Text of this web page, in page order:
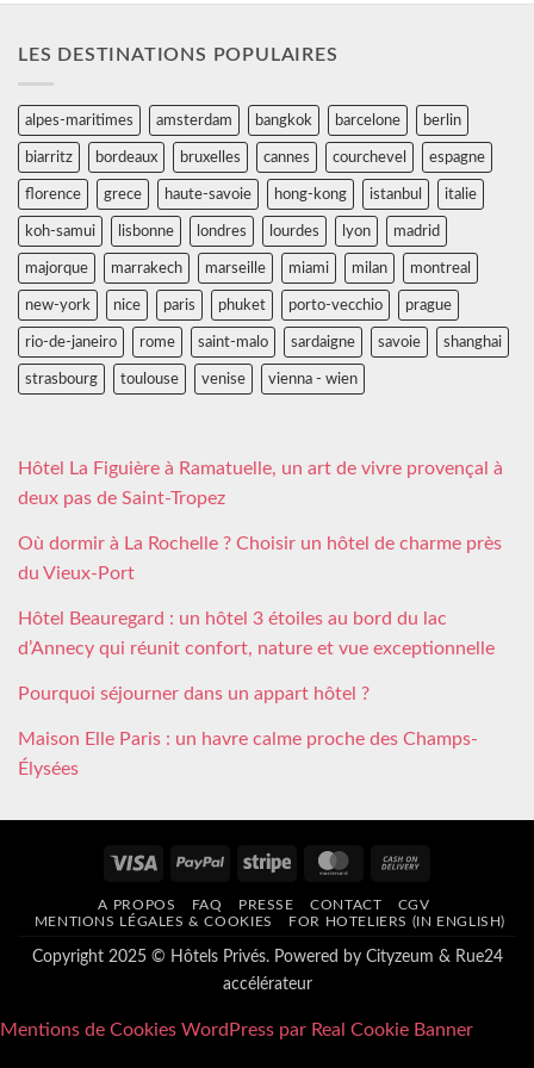
LES DESTINATIONS POPULAIRES
alpes-maritimes amsterdam bangkok barcelone berlin
biarritz bordeaux bruxelles cannes courchevel espagne
florence grece haute-savoie hong-kong istanbul italie
koh-samui lisbonne londres lourdes lyon madrid
majorque marrakech marseille miami milan montreal
new-york nice paris phuket porto-vecchio prague
rio-de-janeiro rome saint-malo sardaigne savoie shanghai
strasbourg toulouse venise vienna - wien
Hôtel La Figuière à Ramatuelle, un art de vivre provençal à
deux pas de Saint-Tropez
Où dormir à La Rochelle ? Choisir un hôtel de charme près
du Vieux-Port
Hôtel Beauregard : un hôtel 3 étoiles au bord du lac
d’Annecy qui réunit confort, nature et vue exceptionnelle
Pourquoi séjourner dans un appart hôtel ?
Maison Elle Paris : un havre calme proche des Champs-
Élysées
Visa PayPal Stripe MasterCard
Delivery
A PROPOS FAQ PRESSE CONTACT
CGV
MENTIONS LÉGALES & COOKIES
FOR HOTELIERS (IN ENGLISH)
Copyright 2025 © Hôtels Privés. Powered by Cityzeum & Rue24
accélérateur
Mentions de Cookies WordPress par Real Cookie Banner